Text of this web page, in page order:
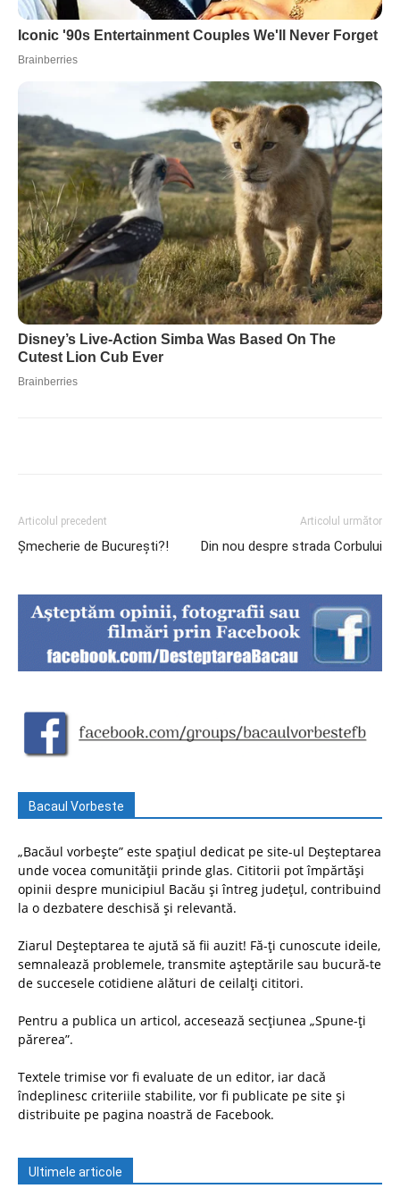
Articolul precedent
Șmecherie de București?!
Articolul următor
Din nou despre strada Corbului
Bacaul Vorbeste
„Bacăul vorbește” este spațiul dedicat pe site-ul Deșteptarea
unde vocea comunității prinde glas. Cititorii pot împărtăși
opinii despre municipiul Bacău și întreg județul, contribuind
la o dezbatere deschisă și relevantă.
Ziarul Deșteptarea te ajută să fii auzit! Fă-ți cunoscute ideile,
semnalează problemele, transmite așteptările sau bucură-te
de succesele cotidiene alături de ceilalți cititori.
Pentru a publica un articol, accesează secțiunea „Spune-ți
părerea”.
Textele trimise vor fi evaluate de un editor, iar dacă
îndeplinesc criteriile stabilite, vor fi publicate pe site și
distribuite pe pagina noastră de Facebook.
Ultimele articole